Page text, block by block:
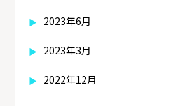
2023年6月
2023年3月
2022年12月